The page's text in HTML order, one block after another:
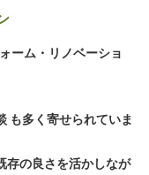
ーム・リノベーショ
も多く寄せられていま
存の良さを活かしなが